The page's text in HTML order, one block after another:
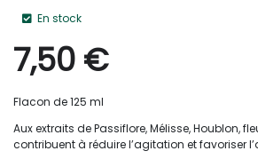
En stock
7,50 €
Flacon de 125 ml
Aux extraits de Passiflore, Mélisse, Houblon,
contribuent à réduire l’agitation et favoriser